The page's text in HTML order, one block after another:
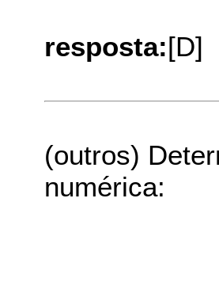
resposta:[D]
(outros)
numérica: